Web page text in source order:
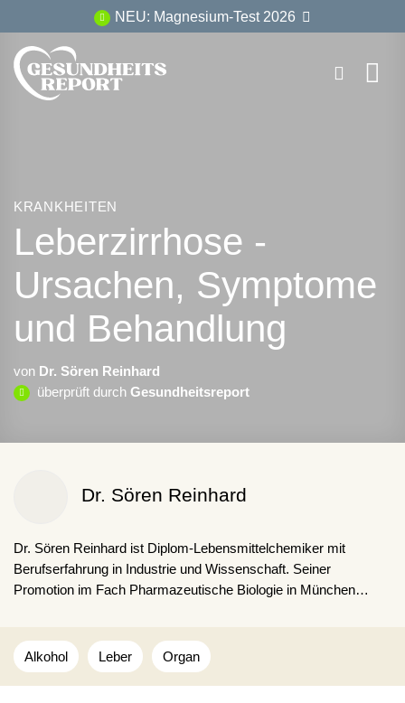
Inhalt
springen
NEU: Magnesium-Test 2026
KRANKHEITEN
Leberzirrhose -
Ursachen, Symptome
und Behandlung
von Dr. Sören Reinhard
überprüft durch Gesundheitsreport
Dr. Sören Reinhard
Dr. Sören Reinhard ist Diplom-Lebensmittel­chemiker mit
Berufserfahrung in Industrie und Wissenschaft. Seiner
Promotion im Fach Pharmazeutische Biologie in München
Autor und behandelt Themen der Gesundheit, Ernährung und
Medizin.
Alkohol Leber Organ